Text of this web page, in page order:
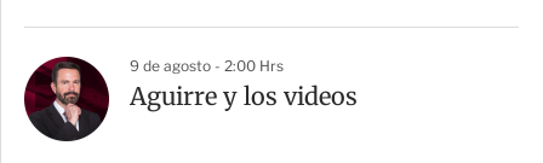
9 de agosto - 2:00 Hrs
Aguirre y los videos